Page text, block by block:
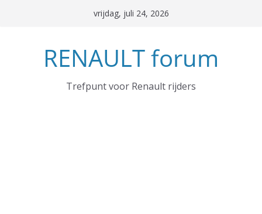
vrijdag, juli 24, 2026
RENAULT forum
Trefpunt voor Renault rijders